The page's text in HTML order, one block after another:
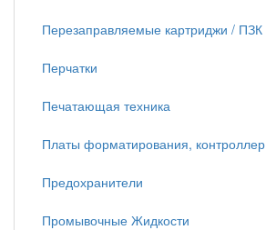
Перезаправляемые картриджи / ПЗК
Перчатки
Печатающая техника
Платы форматирования, контроллер
Предохранители
Промывочные Жидкости